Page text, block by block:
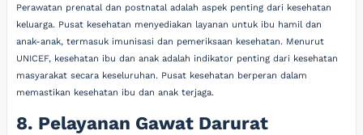
Perawatan prenatal dan postnatal adalah aspek penting dari kesehatan
keluarga. Pusat kesehatan menyediakan layanan untuk ibu hamil dan
anak-anak, termasuk imunisasi dan pemeriksaan kesehatan. Menurut
UNICEF, kesehatan ibu dan anak adalah indikator penting dari kesehatan
masyarakat secara keseluruhan. Pusat kesehatan berperan dalam
memastikan kesehatan ibu dan anak terjaga.
8. Pelayanan Gawat Darurat